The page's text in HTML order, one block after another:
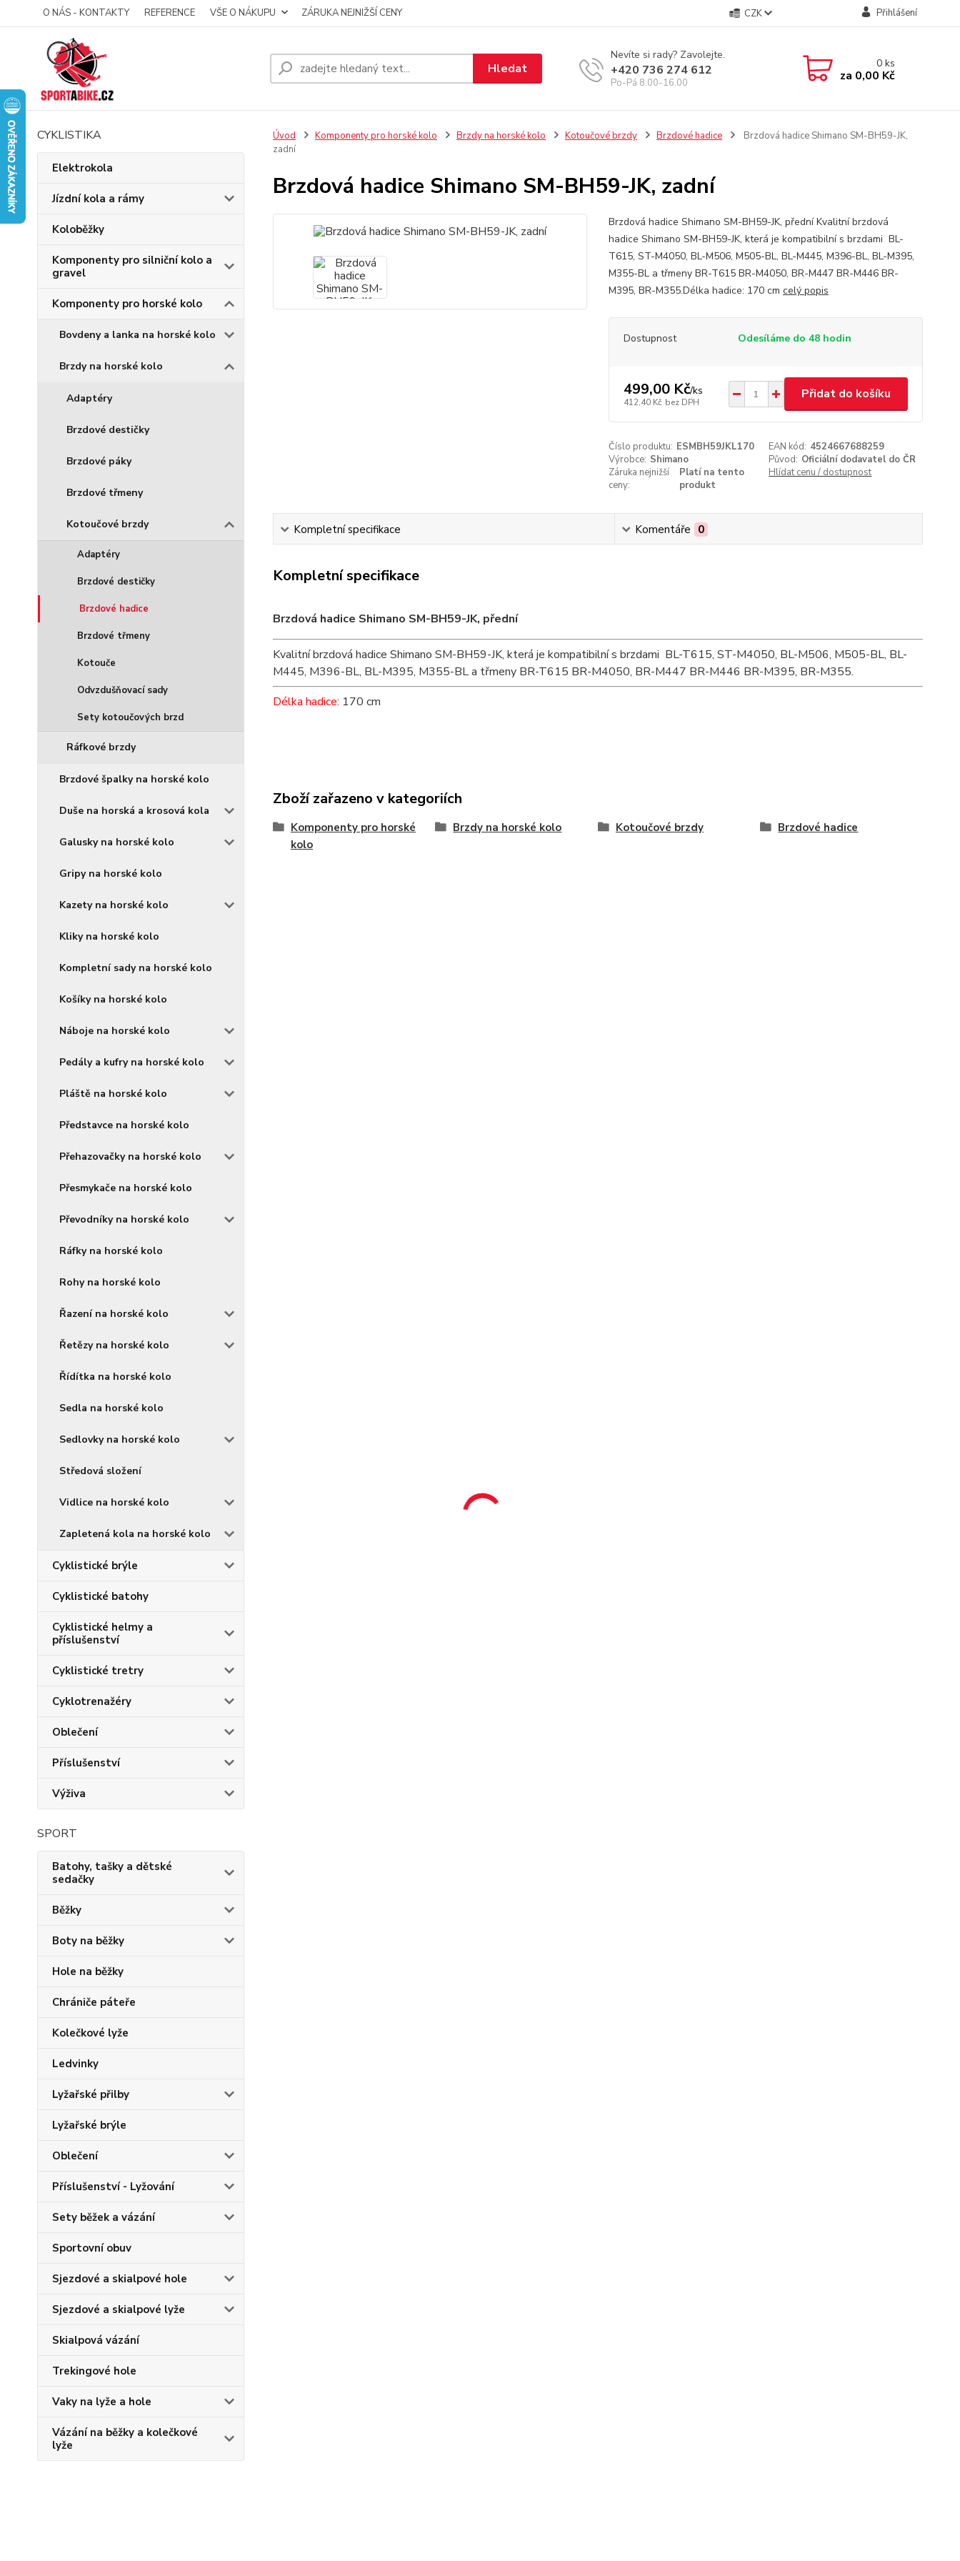
O NÁS - KONTAKTY REFERENCE VŠE O NÁKUPU ZÁRUKA NEJNIŽŠÍ CENY CZK Přihlášení
Hledat
Nevíte si rady? Zavolejte.
+420 736 274 612
Po-Pá 8.00-16.00
0ks
za 0,00 Kč
CYKLISTIKA
Elektrokola
Jízdní kola a rámy
Koloběžky
Komponenty pro silniční kolo a
gravel
Komponenty pro horské kolo
Bovdeny a lanka na horské kolo
Brzdy na horské kolo
Adaptéry
Brzdové destičky
Brzdové páky
Brzdové třmeny
Kotoučové brzdy
Adaptéry
Brzdové destičky
Brzdové hadice
Brzdové třmeny
Kotouče
Odvzdušňovací sady
Sety kotoučových brzd
Ráfkové brzdy
Brzdové špalky na horské kolo
Duše na horská a krosová kola
Galusky na horské kolo
Gripy na horské kolo
Kazety na horské kolo
Kliky na horské kolo
Kompletní sady na horské kolo
Košíky na horské kolo
Náboje na horské kolo
Pedály a kufry na horské kolo
Pláště na horské kolo
Představce na horské kolo
Přehazovačky na horské kolo
Přesmykače na horské kolo
Převodníky na horské kolo
Ráfky na horské kolo
Rohy na horské kolo
Řazení na horské kolo
Řetězy na horské kolo
Řídítka na horské kolo
Sedla na horské kolo
Sedlovky na horské kolo
Středová složení
Vidlice na horské kolo
Zapletená kola na horské kolo
Cyklistické brýle
Cyklistické batohy
Cyklistické helmy a
příslušenství
Cyklistické tretry
Cyklotrenažéry
Oblečení
Příslušenství
Výživa
SPORT
Batohy, tašky a dětské
sedačky
Běžky
Boty na běžky
Hole na běžky
Chrániče páteře
Kolečkové lyže
Ledvinky
Lyžařské přilby
Lyžařské brýle
Oblečení
Příslušenství - Lyžování
Sety běžek a vázání
Sportovní obuv
Sjezdové a skialpové hole
Sjezdové a skialpové lyže
Skialpová vázání
Trekingové hole
Vaky na lyže a hole
Vázání na běžky a kolečkové
lyže
Úvod Komponenty pro horské kolo Brzdy na horské kolo Kotoučové brzdy Brzdové hadice
Brzdová hadice Shimano SM-BH59-JK,
zadní
Brzdová hadice Shimano SM-BH59-JK, zadní
Brzdová hadice Shimano SM-BH59-JK, přední Kvalitní brzdová
hadice Shimano SM-BH59-JK, která je kompatibilní s brzdami BL-
T615, ST-M4050, BL-M506, M505-BL, BL-M445, M396-BL, BL-M395,
M355-BL a třmeny BR-T615 BR-M4050, BR-M447 BR-M446 BR-
M395, BR-M355.Délka hadice: 170 cm celý popis
Dostupnost Odesíláme do 48 hodin
499,00 Kč/ks
412,40 Kč bez DPH
Přidat do košíku
Číslo produktu: ESMBH59JKL170 EAN kód: 4524667688259
Výrobce: Shimano Původ: Oficiální dodavatel do ČR
Záruka nejnižší
ceny:
Platí na tento
produkt
Hlídat cenu / dostupnost
Kompletní specifikace Komentáře 0
Kompletní specifikace
Brzdová hadice Shimano SM-BH59-JK, přední
Kvalitní brzdová hadice Shimano SM-BH59-JK, která je kompatibilní s brzdami BL-T615, ST-M4050, BL-M506, M505-BL, BL-
M445, M396-BL, BL-M395, M355-BL a třmeny BR-T615 BR-M4050, BR-M447 BR-M446 BR-M395, BR-M355.
Délka hadice: 170 cm
Zboží zařazeno v kategoriích
Komponenty pro horské
kolo
Brzdy na horské kolo Kotoučové brzdy Brzdové hadice